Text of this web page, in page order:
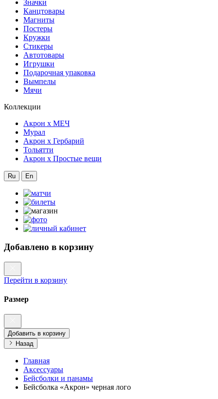
Значки
Канцтовары
Магниты
Постеры
Кружки
Стикеры
Автотовары
Игрушки
Подарочная упаковка
Вымпелы
Мячи
Коллекции
Акрон x МЕЧ
Мурал
Акрон x Гербарий
Тольятти
Акрон x Простые вещи
Ru En
Добавлено в корзину
Перейти в корзину
Размер
Добавить в корзину
Назад
Главная
Аксессуары
Бейсболки и панамы
Бейсболка «Акрон» черная лого